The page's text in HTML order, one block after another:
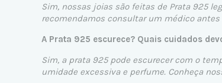
Sim, nossas joias são feitas de Prata 925
recomendamos consultar um médico antes
A Prata 925 escurece? Quais cuidados
Sim, a prata 925 pode escurecer com o
umidade excessiva e perfume. Conheça